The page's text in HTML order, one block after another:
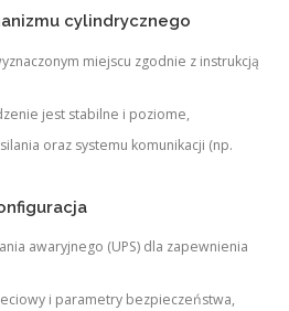
cylindrycznego
miejscu zgodnie z instrukcją
jest stabilne i poziome,
oraz systemu komunikacji (np.
awaryjnego (UPS) dla zapewnienia
i parametry bezpieczeństwa,